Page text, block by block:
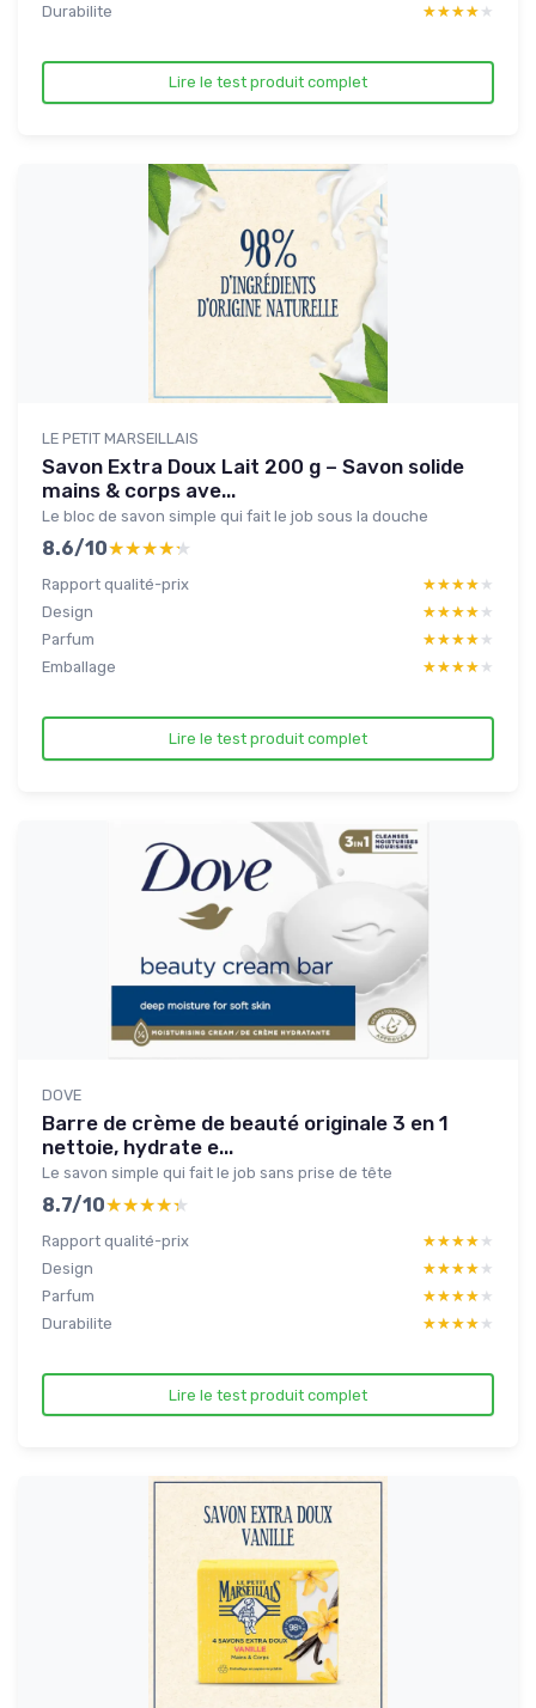
Durabilite
★★★★★
★★★★★
Lire le test produit complet
LE PETIT MARSEILLAIS
Savon Extra Doux Lait 200 g – Savon solide
mains & corps ave...
Le bloc de savon simple qui fait le job sous la douche
8.6/10★★★★★
★★★★★
Rapport qualité-prix ★★★★★
★★★★★
Design
★★★★★
★★★★★
Parfum
★★★★★
★★★★★
Emballage
★★★★★
★★★★★
Lire le test produit complet
DOVE
Barre de crème de beauté originale 3 en 1
nettoie, hydrate e...
Le savon simple qui fait le job sans prise de tête
8.7/10★★★★★
★★★★★
Rapport qualité-prix ★★★★★
★★★★★
Design
★★★★★
★★★★★
Parfum
★★★★★
★★★★★
Durabilite
★★★★★
★★★★★
Lire le test produit complet